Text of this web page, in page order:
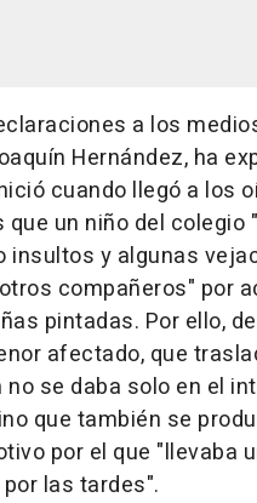
a los
Hernández, ha
cuando llegó a los
que un niño del colegio
insultos y algunas
compañeros" por
pintadas. Por ello,
afectado, que
se daba solo en el
que también se
por el que "llevaba
las tardes".